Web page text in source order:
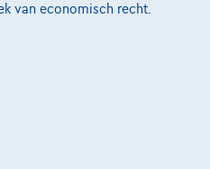
van economisch recht.